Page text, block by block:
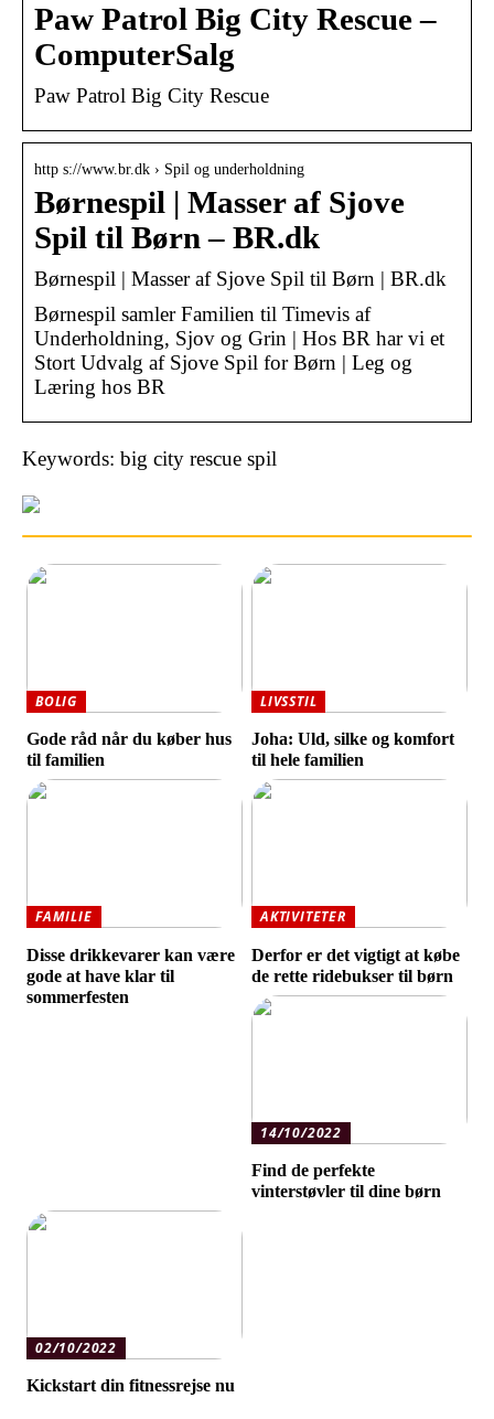
Paw Patrol Big City Rescue –
ComputerSalg
Paw Patrol Big City Rescue
http s://www.br.dk › Spil og underholdning
Børnespil | Masser af Sjove
Spil til Børn – BR.dk
Børnespil | Masser af Sjove Spil til Børn | BR.dk
Børnespil samler Familien til Timevis af
Underholdning, Sjov og Grin | Hos BR har vi et
Stort Udvalg af Sjove Spil for Børn | Leg og
Læring hos BR
Keywords: big city rescue spil
BOLIG
Gode råd når du køber hus
til familien
LIVSSTIL
Joha: Uld, silke og komfort
til hele familien
FAMILIE
Disse drikkevarer kan være
gode at have klar til
sommerfesten
AKTIVITETER
Derfor er det vigtigt at købe
de rette ridebukser til børn
14/10/2022
Find de perfekte
vinterstøvler til dine børn
02/10/2022
Kickstart din fitnessrejse nu